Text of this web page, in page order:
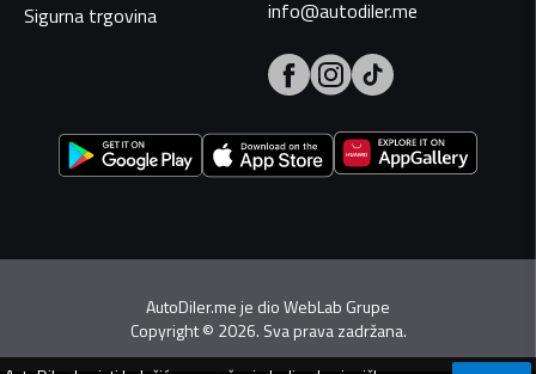
Sigurna trgovina
info@autodiler.me
AutoDiler.me je dioWebLab Grupe
Copyright© 2026. Sva prava zadržana.